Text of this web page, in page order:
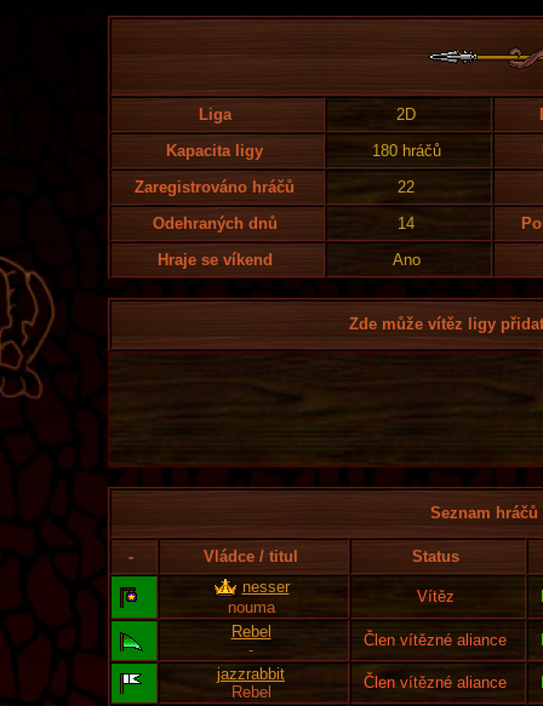
Liga 2D
Kapacita ligy
180 hráčů
Zaregistrováno hráčů
22
Odehraných dnů
14
Hraje se víkend
Ano
Zde může vítěz ligy
Seznam
- Vládce / titul
Status
nesser
nouma
Vítěz
Rebel
-
Člen vítězné aliance
jazzrabbit
Rebel
Člen vítězné aliance